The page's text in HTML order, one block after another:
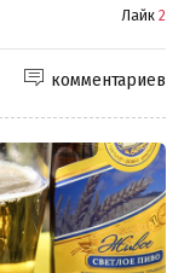
Лайк 2
комментариев